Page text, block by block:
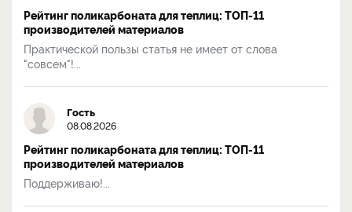
Рейтинг поликарбоната для теплиц: ТОП-11
производителей материалов
Практической пользы статья не имеет от слова
"совсем"!...
Гость
08.08.2026
Рейтинг поликарбоната для теплиц: ТОП-11
производителей материалов
Поддерживаю!...